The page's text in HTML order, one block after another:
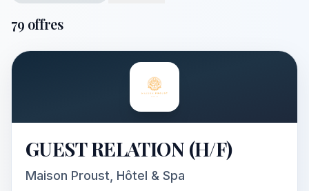
79 offres
GUEST RELATION (H/F)
Maison Proust, Hôtel & Spa